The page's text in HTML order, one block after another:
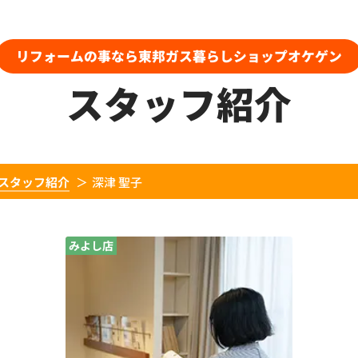
リフォームの事なら東邦ガス暮らしショップオケゲン
スタッフ紹介
タッフ紹介 深津 聖子
みよし店